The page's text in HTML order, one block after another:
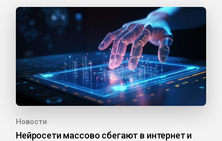
Новости
Нейросети массово сбегают в интернет и